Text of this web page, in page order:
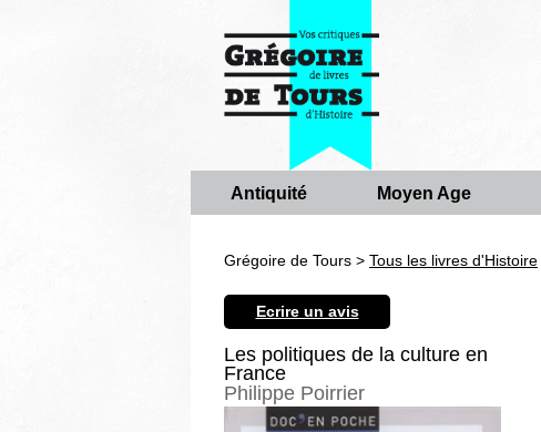
Antiquité Moyen Age
Grégoire de Tours > Tous les livres d'Histoire
Ecrire un avis
Les politiques de la culture en
France
Philippe Poirrier